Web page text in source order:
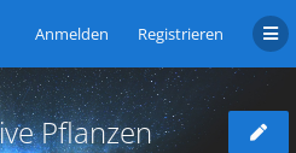
Anmelden Registrieren
Pflanzen